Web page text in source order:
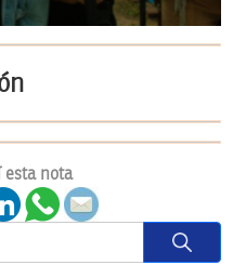
esta nota
Button